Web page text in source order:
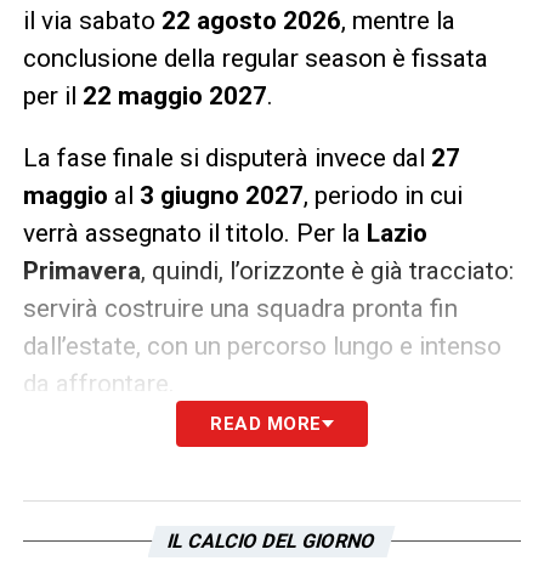
il via sabato 22 agosto 2026, mentre la
conclusione della regular season è fissata
per il 22 maggio 2027.
La fase finale si disputerà invece dal 27
maggio al 3 giugno 2027, periodo in cui
verrà assegnato il titolo. Per la Lazio
Primavera, quindi, l’orizzonte è già tracciato:
servirà costruire una squadra pronta fin
dall’estate, con un percorso lungo e intenso
da affrontare.
Lazio Primavera, turni
infrasettimanali e soste
LaLega Serie Aha comunicato anche i turni
READ MORE
IL CALCIO DEL GIORNO